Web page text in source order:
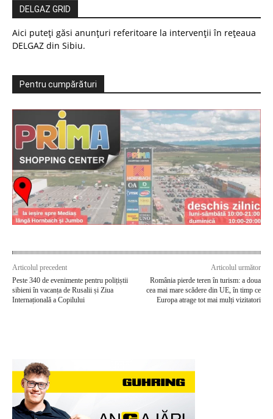
DELGAZ GRID
Aici puteți găsi anunțuri referitoare la intervenții în rețeaua
DELGAZ din Sibiu.
Pentru cumpărături
Articolul precedent
Peste 340 de evenimente pentru polițiștii
sibieni în vacanța de Rusalii și Ziua
Internațională a Copilului
Articolul următor
România pierde teren în turism: a doua
cea mai mare scădere din UE, în timp ce
Europa atrage tot mai mulți vizitatori